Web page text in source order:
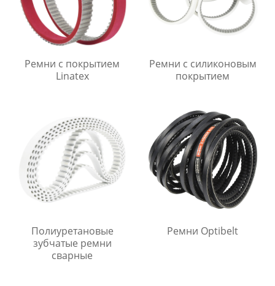
Ремни с покрытием
Linatex
Ремни с силиконовым
покрытием
Полиуретановые
зубчатые ремни
сварные
Ремни Optibelt